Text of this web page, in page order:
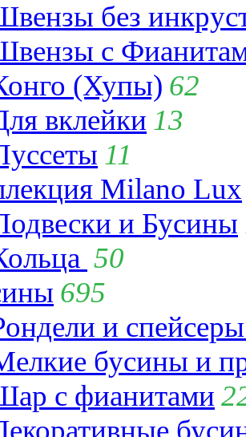
без
с
(Хупы) 62
вклейки 13
11
Milano Lux
и Бусины
50
695
и
бусины и
с фианитами